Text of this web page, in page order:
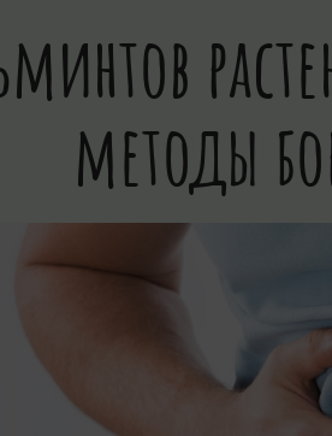
методы